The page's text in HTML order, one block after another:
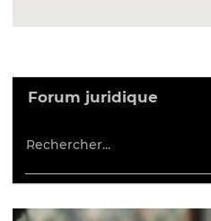
Forum juridique